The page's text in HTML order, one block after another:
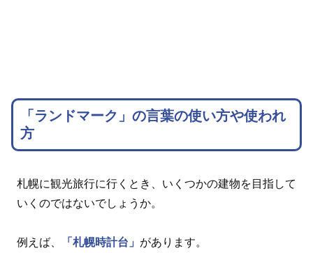
「ランドマーク」の言葉の使い方や使われ
方
札幌に観光旅行に行くとき、いくつかの建物を目指して
いくのではないでしょうか。
例えば、 「札幌時計台」 があります。